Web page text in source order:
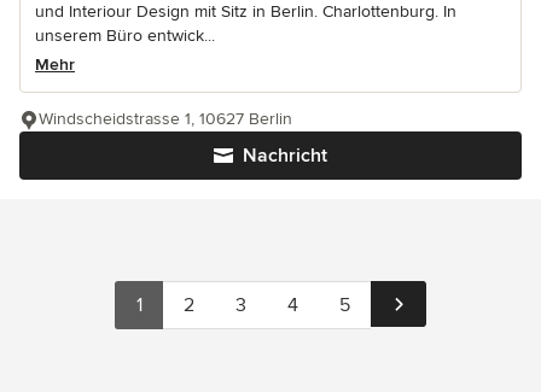
und Interiour Design mit Sitz in Berlin. Charlottenburg. In
unserem Büro entwick...
Mehr
Nachricht
Windscheidstrasse 1, 10627 Berlin
1 2 3 4 5